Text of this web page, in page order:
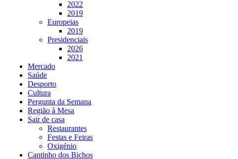
2022
2019
Europeias
2019
Presidenciais
2026
2021
Mercado
Saúde
Desporto
Cultura
Pergunta da Semana
Região à Mesa
Sair de casa
Restaurantes
Festas e Feiras
Oxigénio
Cantinho dos Bichos